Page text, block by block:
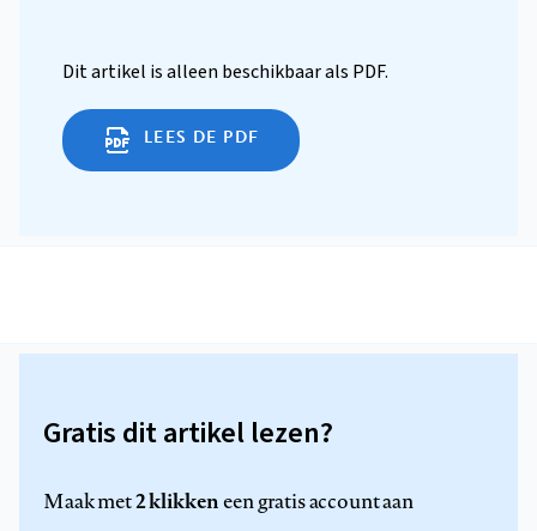
Dit artikel is alleen beschikbaar als PDF.
LEES DE PDF
Gratis dit artikel lezen?
Maak met2 klikkeneen gratis account aan